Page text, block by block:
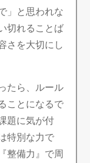
」と思われな
切れることば
さを大切にし
たら、ルール
ことになるで
題に気が付
特別な力で
整備力』で周